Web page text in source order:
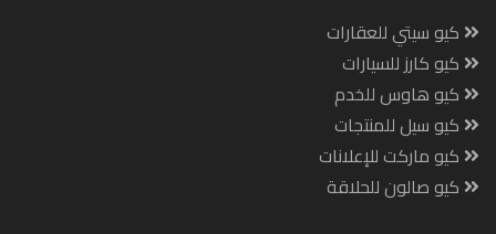
كيو سيتي للعقارات
كيو كارز للسيارات
كيو هاوس للخدم
كيو سيل للمنتجات
كيو ماركت للإعلانات
كيو صالون للحلاقة